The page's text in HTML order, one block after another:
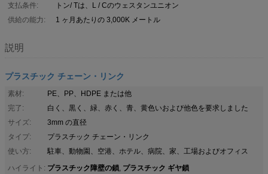
支払条件:
トン/ Tは、L / Cのウェスタンユニオン
供給の能力:
1 ヶ月あたりの 3,000K メートル
説明
プラスチック チェーン・リンク
素材:
PE、PP、HDPE または他
完了:
白く、黒く、緑、赤く、青、黄色いおよび他色を要求しました
サイズ:
3mm の直径
タイプ:
プラスチック チェーン・リンク
使い方:
駐車、動物園、空港、ホテル、病院、家、工場およびオフィス
ハイライト: プラスチック障壁の鎖, プラスチック ギヤ鎖